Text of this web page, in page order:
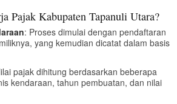
Pajak Kabupaten Tapanuli Utara?
: Proses dimulai dengan pendaftaran
yang kemudian dicatat dalam basis
pajak dihitung berdasarkan beberapa
kendaraan, tahun pembuatan, dan nilai